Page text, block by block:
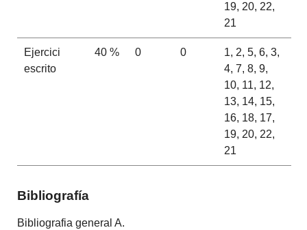
19, 20, 22,
21
Ejercici
escrito
40 % 0 0
1, 2, 5, 6, 3,
4, 7, 8, 9,
10, 11, 12,
13, 14, 15,
16, 18, 17,
19, 20, 22,
21
Bibliografía
Bibliografia general A.